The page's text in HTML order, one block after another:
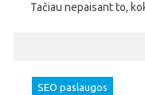
Tačiau nepaisant to,
SEO paslaugos